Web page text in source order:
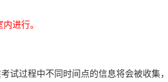
进行。
过程中不同时间点的信息将会被收集